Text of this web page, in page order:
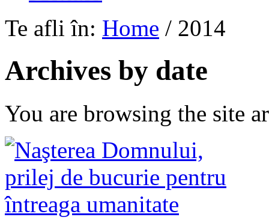
Te afli în: Home / 2014
Archives by date
You are browsing the site